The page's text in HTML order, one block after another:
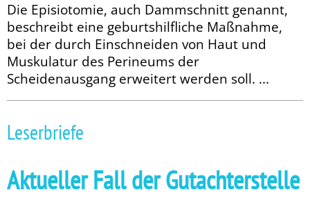
Die Episiotomie, auch Dammschnitt genannt,
beschreibt eine geburtshilf­liche Maßnahme,
bei der durch Einschneiden von Haut und
Muskulatur des Perineums der
Scheidenausgang erweitert werden soll. ...
Leserbriefe
Aktueller Fall der Gutachterstelle